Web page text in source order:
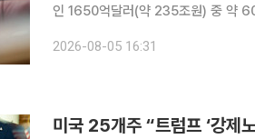
인 1650억달러(약 235조원) 중 약 60%
2026-08-05 16:31
미국 25개주 “트럼프 ‘강제